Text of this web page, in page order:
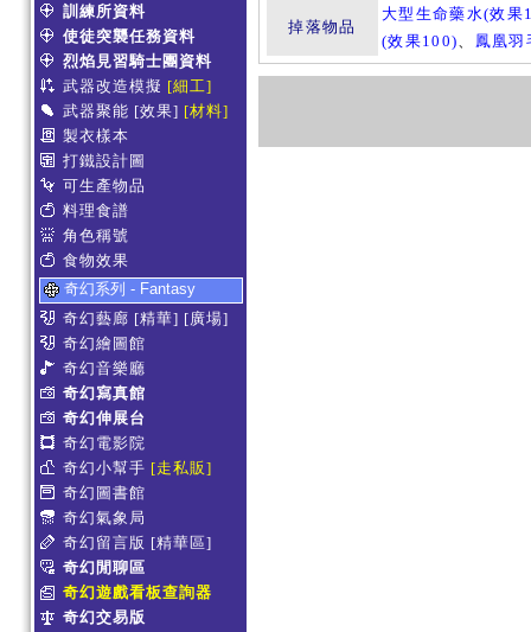
訓練所資料
使徒突襲任務資料
烈焰見習騎士團資料
武器改造模擬 [細工]
武器聚能 [效果] [材料]
製衣樣本
打鐵設計圖
可生產物品
料理食譜
角色稱號
食物效果
奇幻系列 - Fantasy
奇幻藝廊 [精華] [廣場]
奇幻繪圖館
奇幻音樂廳
奇幻寫真館
奇幻伸展台
奇幻電影院
奇幻小幫手 [走私販]
奇幻圖書館
奇幻氣象局
奇幻留言版 [精華區]
奇幻閒聊區
奇幻遊戲看板查詢器
奇幻交易版
掉落物品
大型生命藥水(效果
(效果100)、 鳳凰羽